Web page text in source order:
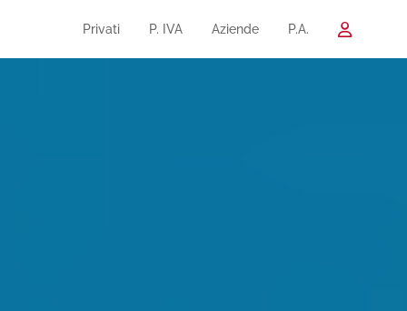
Privati P. IVA Aziende P.A.